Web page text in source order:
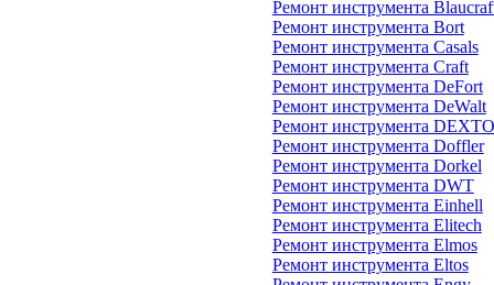
Ремонт инструмента
Ремонт инструмента Bort
Ремонт инструмента Casals
Ремонт инструмента Craft
Ремонт инструмента DeFort
Ремонт инструмента DeWalt
Ремонт инструмента
Ремонт инструмента Doffler
Ремонт инструмента Dorkel
Ремонт инструмента DWT
Ремонт инструмента Einhell
Ремонт инструмента Elitech
Ремонт инструмента Elmos
Ремонт инструмента Eltos